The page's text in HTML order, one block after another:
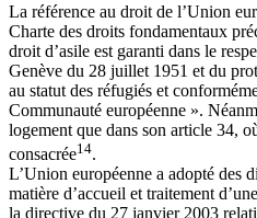
La référence au droit de l’Union
Charte des droits fondamentaux
droit d’asile est garanti dans le
Genève du 28 juillet 1951 et du
au statut des réfugiés et
Communauté européenne ».
logement que dans son article 34,
consacrée14.
L’Union européenne a adopté des
matière d’accueil et traitement
la directive du 27 janvier 2003